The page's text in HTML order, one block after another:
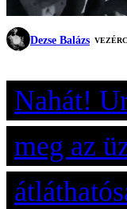
Dezse Balázs
Nahát!
meg az